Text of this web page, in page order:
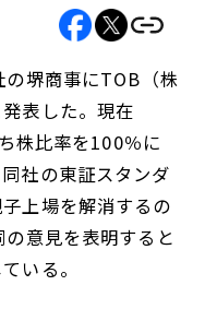
堺商事にTOB（株
表した。現在
株比率を100％に
社の東証スタンダ
上場を解消するの
意見を表明すると
いる。